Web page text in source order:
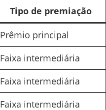
Tipo de premiação
Prêmio principal
Faixa intermediária
Faixa intermediária
Faixa intermediária